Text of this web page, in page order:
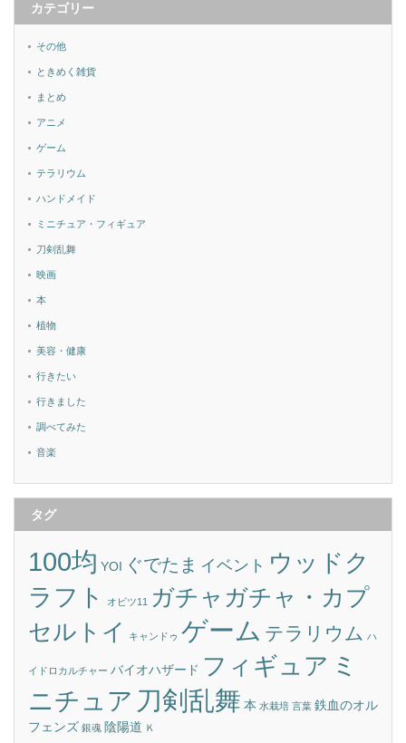
カテゴリー
その他
ときめく雑貨
まとめ
アニメ
ゲーム
テラリウム
ハンドメイド
ミニチュア・フィギュア
刀剣乱舞
映画
本
植物
美容・健康
行きたい
行きました
調べてみた
音楽
タグ
100均 YOI ぐでたま イベント ウッドク
ラフト
オビツ11
ガチャガチャ・カプ
セルトイ
キャンドゥ ゲーム テラリウム ハ
イドロカルチャー バイオハザード フィギュア ミ
ニチュア 刀剣乱舞 本 水栽培 言葉 鉄血のオル
フェンズ 銀魂 陰陽道 Ｋ